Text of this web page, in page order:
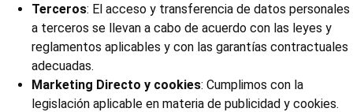
Terceros: El acceso y transferencia de datos personales
a terceros se llevan a cabo de acuerdo con las leyes y
reglamentos aplicables y con las garantías contractuales
adecuadas.
Marketing Directo y cookies: Cumplimos con la
legislación aplicable en materia de publicidad y cookies.